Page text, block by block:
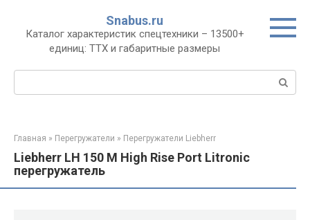
контенту
Snabus.ru
Каталог характеристик спецтехники – 13500+
единиц: ТТХ и габаритные размеры
Главная » Перегружатели » Перегружатели Liebherr
Liebherr LH 150 M High Rise Port Litronic
перегружатель